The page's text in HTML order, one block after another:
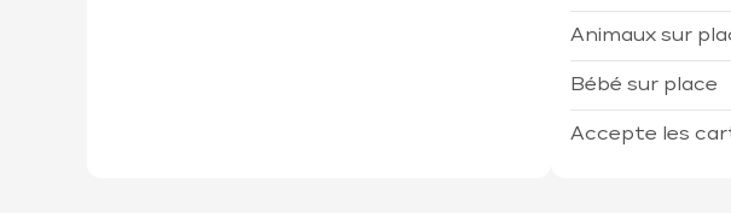
Animaux sur
Bébé sur place
Accepte les